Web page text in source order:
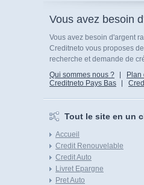
Vous avez besoin
Vous avez besoin d'argent
Creditneto vous proposes
recherche et demande de
Qui sommes nous ?
Plan
Creditneto Pays Bas
Tout le site en un
Accueil
Credit Renouvelable
Credit Auto
Livret Epargne
Pret Auto